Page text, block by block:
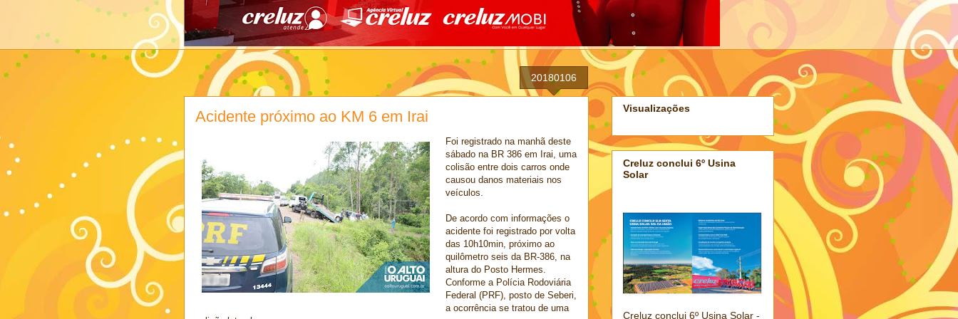
20180106
Acidente próximo ao KM 6 em Irai
Foi registrado na manhã deste
sábado na BR 386 em Irai, uma
colisão entre dois carros onde
causou danos materiais nos
veículos.
De acordo com informações o
acidente foi registrado por volta
das 10h10min, próximo ao
quilômetro seis da BR-386, na
altura do Posto Hermes.
Conforme a Polícia Rodoviária
Federal (PRF), posto de Seberi,
a ocorrência se tratou de uma
Visualizações
Creluz conclui 6º Usina
Solar
Creluz conclui 6º Usina Solar -